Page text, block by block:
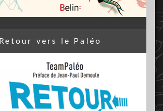
Retour vers le Paléo